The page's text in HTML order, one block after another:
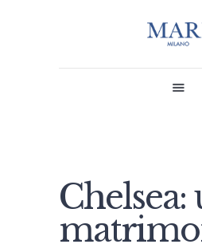
CONTACT US
MY MARI
Chelsea: